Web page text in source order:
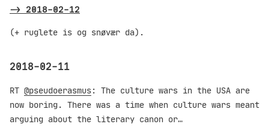
-> 2018-02-12
(+ ruglete is og snøvær da).
2018-02-11
RT @pseudoerasmus: The culture wars in the USA are
now boring. There was a time when culture wars meant
arguing about the literary canon or…